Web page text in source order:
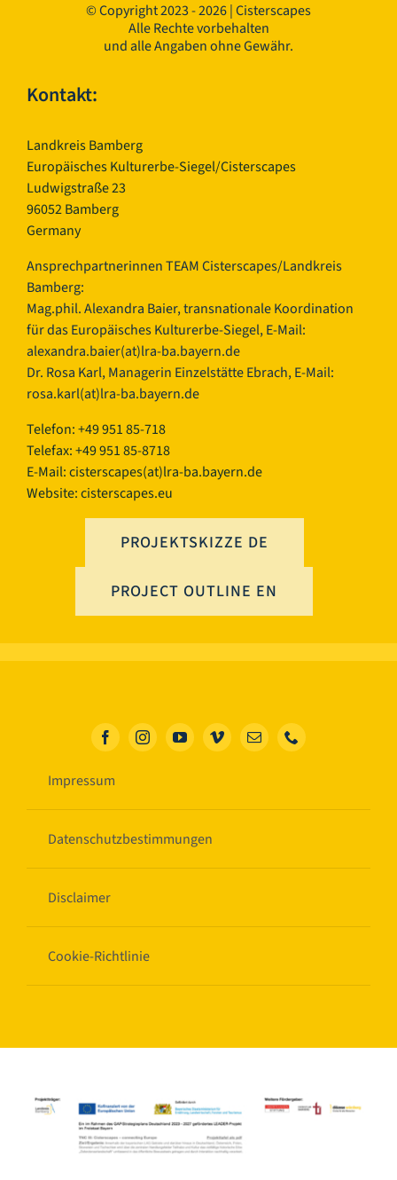
© Copyright 2023 - 2026 | Cisterscapes
Alle Rechte vorbehalten
und alle Angaben ohne Gewähr.
Kontakt:
Landkreis Bamberg
Europäisches Kulturerbe-Siegel/Cisterscapes
Ludwigstraße 23
96052 Bamberg
Germany
Ansprechpartnerinnen TEAM Cisterscapes/Landkreis
Bamberg:
Mag.phil. Alexandra Baier, transnationale Koordination
für das Europäisches Kulturerbe-Siegel, E-Mail:
alexandra.baier(at)lra-ba.bayern.de
Dr. Rosa Karl, Managerin Einzelstätte Ebrach, E-Mail:
rosa.karl(at)lra-ba.bayern.de
Telefon: +49 951 85-718
Telefax: +49 951 85-8718
E-Mail:cisterscapes(at)lra-ba.bayern.de
Website: cisterscapes.eu
PROJEKTSKIZZE DE
PROJECT OUTLINE EN
Impressum
Datenschutzbestimmungen
Disclaimer
Cookie-Richtlinie